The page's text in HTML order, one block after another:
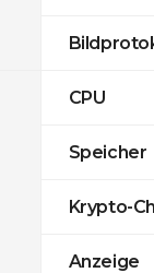
CPU
Speicher
Krypto-
Anzeige